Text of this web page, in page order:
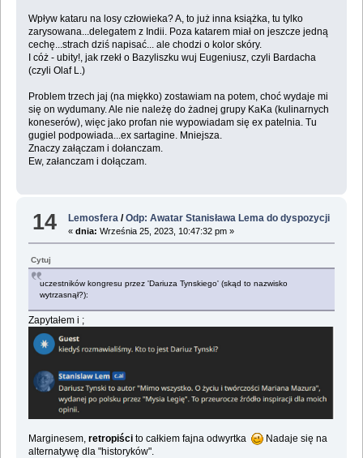
Wpływ kataru na losy człowieka? A, to już inna książka, tu tylko
zarysowana...delegatem z Indii. Poza katarem miał on jeszcze jedną
cechę...strach dziś napisać... ale chodzi o kolor skóry.
I cóż - ubity!, jak rzekł o Bazyliszku wuj Eugeniusz, czyli Bardacha
(czyli Olaf L.)
Problem trzech jaj (na miękko) zostawiam na potem, choć wydaje mi
się on wydumany. Ale nie należę do żadnej grupy KaKa (kulinarnych
koneserów), więc jako profan nie wypowiadam się ex patelnia. Tu
gugiel podpowiada...ex sartagine. Mniejsza.
Znaczy załączam i dołanczam.
Ew, załanczam i dołączam.
14 Lemosfera /Odp: Awatar Stanisława Lema do dyspozycji
«dnia: Września 25, 2023, 10:47:32 pm »
Cytuj
uczestników kongresu przez 'Dariuza Tynskiego' (skąd to nazwisko
wytrzasnął?):
Zapytałem i ;
Marginesem, retropiści to całkiem fajna odwyrtka
Nadaje się na
alternatywę dla "historyków".